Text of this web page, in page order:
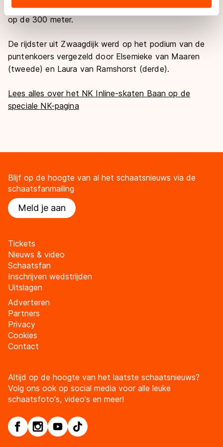
landen buiten de EU, zoals de VS, waar mogelijk geen
adequaat beschermingsniveau geldt volgens de GDPR.
overdracht. Meer informatie vindt u in onscookiebeleid
pakte op de afvalkoers. Daar kwam ook nog zilver bij
op de 300 meter.
De rijdster uit Zwaagdijk werd op het podium van de
puntenkoers vergezeld door Elsemieke van Maaren
(tweede) en Laura van Ramshorst (derde).
Lees alles over het NK Inline-skaten Baan op de
speciale NK-pagina
Blijf op de hoogte van al het schaatsnieuws via de
schaatsfanmailing
Meld je aan
Tickets
Nieuws & video
Schaatsfan
Inschrijven wedstrijden
Uitslagen
Adverteren
Partners
Privacy
Cookies
Contact
Altijd op de hoogte van het laatste schaatsnieuws?
Volg ons ook op social media voor alle leuke
schaatsfoto's, video's en meer!